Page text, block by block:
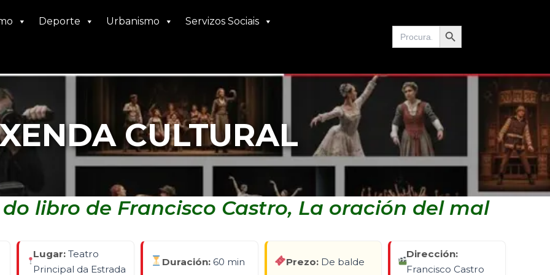
Deporte Urbanismo Servizos Sociais
Search
for:
Search Button
CULTURAL
libro de Francisco Castro, La oración del mal
Lugar: Teatro
Principal da Estrada
Duración: 60 min Prezo:De balde
Dirección:
Francisco Castro